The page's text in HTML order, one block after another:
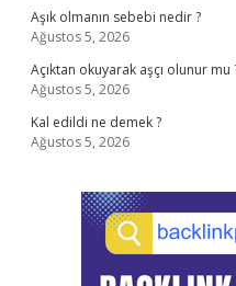
Aşık olmanın sebebi nedir ?
Ağustos 5, 2026
Açıktan okuyarak aşçı olunur mu
Ağustos 5, 2026
Kal edildi ne demek ?
Ağustos 5, 2026